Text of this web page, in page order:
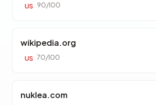
US 90/100
wikipedia.org
US 70/100
nuklea.com